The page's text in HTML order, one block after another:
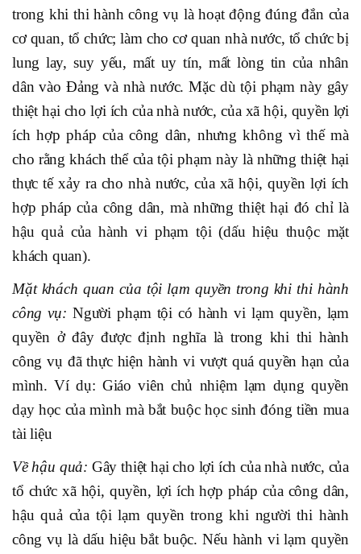
trong khi thi hành công vụ là hoạt động đúng đắn của
cơ quan, tổ chức; làm cho cơ quan nhà nước, tổ chức bị
lung lay, suy yếu, mất uy tín, mất lòng tin của nhân
dân vào Đảng và nhà nước. Mặc dù tội phạm này gây
thiệt hại cho lợi ích của nhà nước, của xã hội, quyền lợi
ích hợp pháp của công dân, nhưng không vì thế mà
cho rằng khách thể của tội phạm này là những thiệt hại
thực tế xảy ra cho nhà nước, của xã hội, quyền lợi ích
hợp pháp của công dân, mà những thiệt hại đó chỉ là
hậu quả của hành vi phạm tội (dấu hiệu thuộc mặt
khách quan).
Mặt khách quan của tội lạm quyền trong khi thi hành
công vụ: Người phạm tội có hành vi lạm quyền, lạm
quyền ở đây được định nghĩa là trong khi thi hành
công vụ đã thực hiện hành vi vượt quá quyền hạn của
mình. Ví dụ: Giáo viên chủ nhiệm lạm dụng quyền
dạy học của mình mà bắt buộc học sinh đóng tiền mua
tài liệu
Về hậu quả: Gây thiệt hại cho lợi ích của nhà nước, của
tổ chức xã hội, quyền, lợi ích hợp pháp của công dân,
hậu quả của tội lạm quyền trong khi người thi hành
công vụ là dấu hiệu bắt buộc. Nếu hành vi lạm quyền